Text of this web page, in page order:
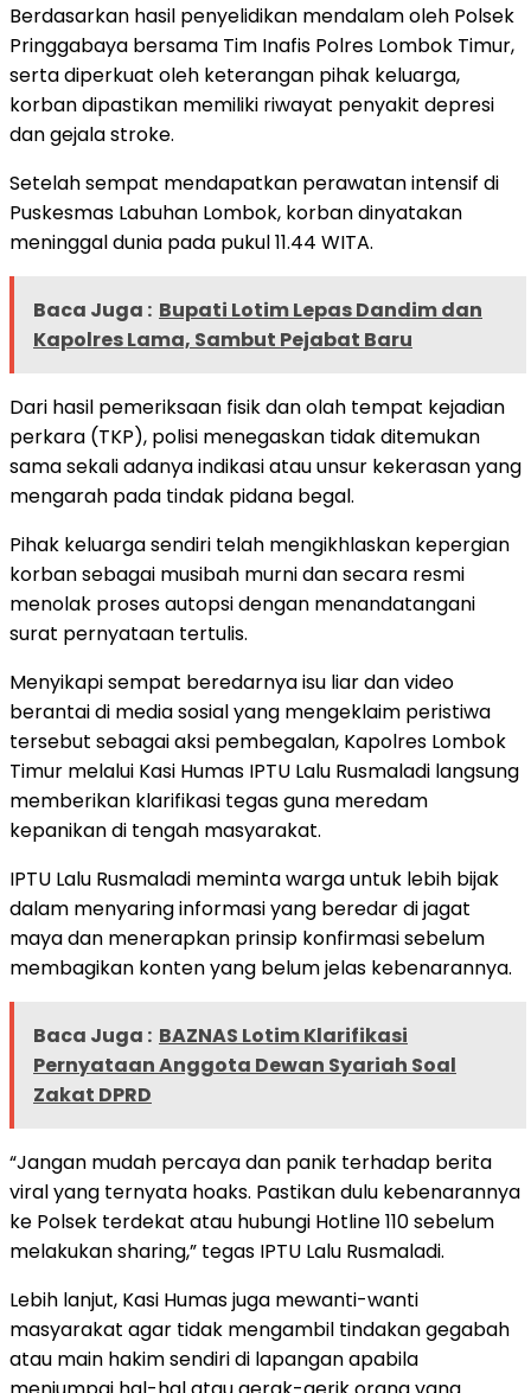
Berdasarkan hasil penyelidikan mendalam oleh Polsek
Pringgabaya bersama Tim Inafis Polres Lombok Timur,
serta diperkuat oleh keterangan pihak keluarga,
korban dipastikan memiliki riwayat penyakit depresi
dan gejala stroke.
Setelah sempat mendapatkan perawatan intensif di
Puskesmas Labuhan Lombok, korban dinyatakan
meninggal dunia pada pukul 11.44 WITA.
Baca Juga : Bupati Lotim Lepas Dandim dan
Kapolres Lama, Sambut Pejabat Baru
Dari hasil pemeriksaan fisik dan olah tempat kejadian
perkara (TKP), polisi menegaskan tidak ditemukan
sama sekali adanya indikasi atau unsur kekerasan yang
mengarah pada tindak pidana begal.
Pihak keluarga sendiri telah mengikhlaskan kepergian
korban sebagai musibah murni dan secara resmi
menolak proses autopsi dengan menandatangani
surat pernyataan tertulis.
Menyikapi sempat beredarnya isu liar dan video
berantai di media sosial yang mengeklaim peristiwa
tersebut sebagai aksi pembegalan, Kapolres Lombok
Timur melalui Kasi Humas IPTU Lalu Rusmaladi langsung
memberikan klarifikasi tegas guna meredam
kepanikan di tengah masyarakat.
IPTU Lalu Rusmaladi meminta warga untuk lebih bijak
dalam menyaring informasi yang beredar di jagat
maya dan menerapkan prinsip konfirmasi sebelum
membagikan konten yang belum jelas kebenarannya.
Baca Juga : BAZNAS Lotim Klarifikasi
Pernyataan Anggota Dewan Syariah Soal
Zakat DPRD
“Jangan mudah percaya dan panik terhadap berita
viral yang ternyata hoaks. Pastikan dulu kebenarannya
ke Polsek terdekat atau hubungi Hotline 110 sebelum
melakukan sharing,” tegas IPTU Lalu Rusmaladi.
Lebih lanjut, Kasi Humas juga mewanti-wanti
masyarakat agar tidak mengambil tindakan gegabah
atau main hakim sendiri di lapangan apabila